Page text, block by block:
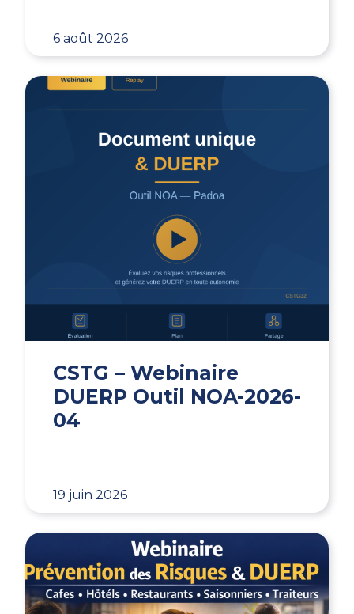
6 août 2026
CSTG – Webinaire
DUERP Outil NOA-2026-
04
19 juin 2026